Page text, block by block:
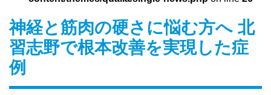
神経と筋肉の硬さに悩む方へ 北
習志野で根本改善を実現した症
例